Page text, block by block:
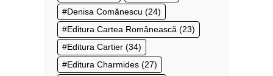
Denisa Comănescu (24)
Editura Cartea Românească (23)
Editura Cartier (34)
Editura Charmides (27)